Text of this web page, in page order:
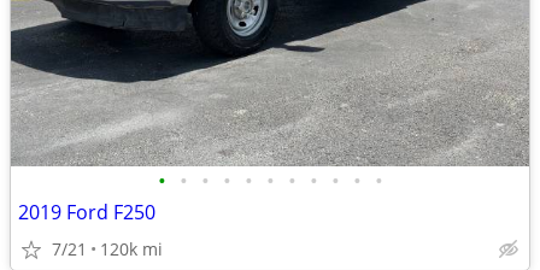
• • • • • • • • • • •
2019 Ford F250
7/21 120k mi